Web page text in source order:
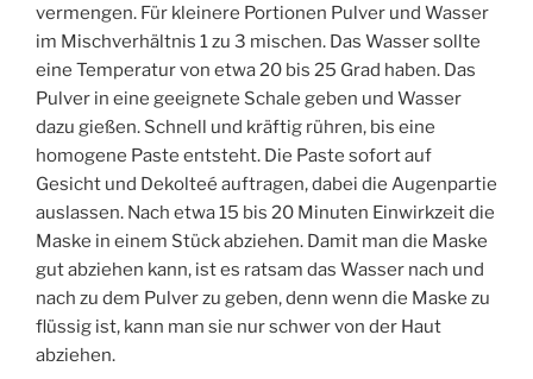
vermengen. Für kleinere Portionen Pulver und Wasser
im Mischverhältnis 1 zu 3 mischen. Das Wasser sollte
eine Temperatur von etwa 20 bis 25 Grad haben. Das
Pulver in eine geeignete Schale geben und Wasser
dazu gießen. Schnell und kräftig rühren, bis eine
homogene Paste entsteht. Die Paste sofort auf
Gesicht und Dekolteé auftragen, dabei die Augenpartie
auslassen. Nach etwa 15 bis 20 Minuten Einwirkzeit die
Maske in einem Stück abziehen. Damit man die Maske
gut abziehen kann, ist es ratsam das Wasser nach und
nach zu dem Pulver zu geben, denn wenn die Maske zu
flüssig ist, kann man sie nur schwer von der Haut
abziehen.